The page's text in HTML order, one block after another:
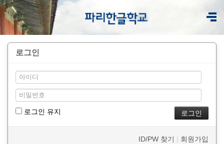
로그인
로그인 유지
ID/PW 찾기 | 회원가입